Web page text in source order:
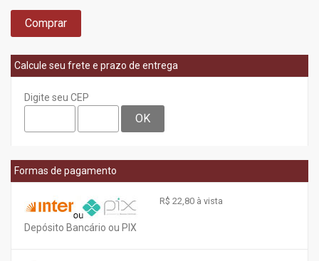
Comprar
Calcule seu frete e prazo de entrega
Digite seu CEP
OK
Formas de pagamento
Depósito Bancário ou PIX
R$ 22,80 à vista